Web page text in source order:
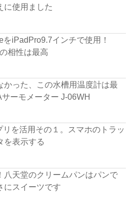
に使用ました
をiPadPro9.7インチで使用！
相性は最高
かった、この水槽用温度計は最
ーモメーター J-06WH
リを活用その１。スマホのトラッ
を表示する
八天堂のクリームパンはパンで
にスイーツです